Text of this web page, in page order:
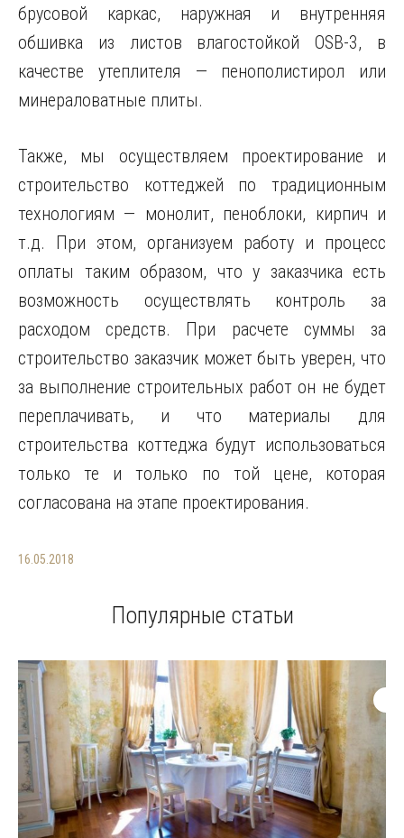
брусовой каркас, наружная и внутренняя
обшивка из листов влагостойкой OSB-3, в
качестве утеплителя — пенополистирол или
минераловатные плиты.
Также, мы осуществляем проектирование и
строительство коттеджей по традиционным
технологиям — монолит, пеноблоки, кирпич и
т.д. При этом, организуем работу и процесс
оплаты таким образом, что у заказчика есть
возможность осуществлять контроль за
расходом средств. При расчете суммы за
строительство заказчик может быть уверен, что
за выполнение строительных работ он не будет
переплачивать, и что материалы для
строительства коттеджа будут использоваться
только те и только по той цене, которая
согласована на этапе проектирования.
16.05.2018
Популярные статьи